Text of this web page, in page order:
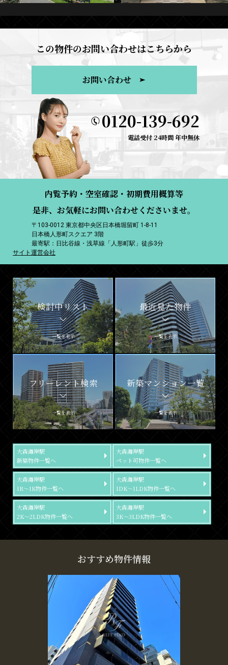
この物件のお問い合わせはこちらから
お問い合わせ
0120-139-692
電話受付 24時間 年中無休
内覧予約・空室確認・初期費用概算等
是非、お気軽にお問い合わせくださいませ。
〒103-0012 東京都中央区日本橋堀留町 1-8-11
日本橋人形町スクエア 3階
最寄駅：日比谷線・浅草線「人形町駅」徒歩3分
サイト運営会社
検討中リスト
一覧を表示
最近見た物件
一覧を表示
フリーレント検索
一覧を表示
新築マンション一覧
一覧を表示
大森海岸駅
新築物件一覧へ
大森海岸駅
ペット可物件一覧へ
大森海岸駅
1R～1K物件一覧へ
大森海岸駅
1DK～1LDK物件一覧へ
大森海岸駅
2K～2LDK物件一覧へ
大森海岸駅
3K～3LDK物件一覧へ
おすすめ物件情報